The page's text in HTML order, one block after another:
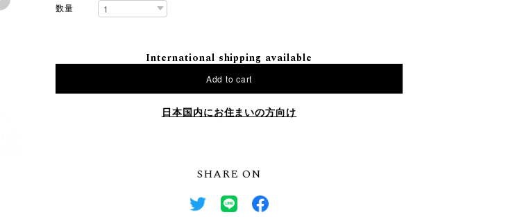
数量
International shipping available
Add to cart
日本国内にお住まいの方向け
SHARE ON